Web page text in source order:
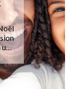
de